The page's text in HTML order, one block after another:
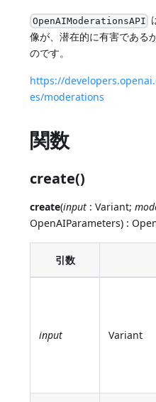
OpenAIModerationsAPI
像が、潜在的に有害である
のです。
https://
es/moderations
関数
create()
create(input : Variant;
OpenAIParameters) :
引数
input Variant